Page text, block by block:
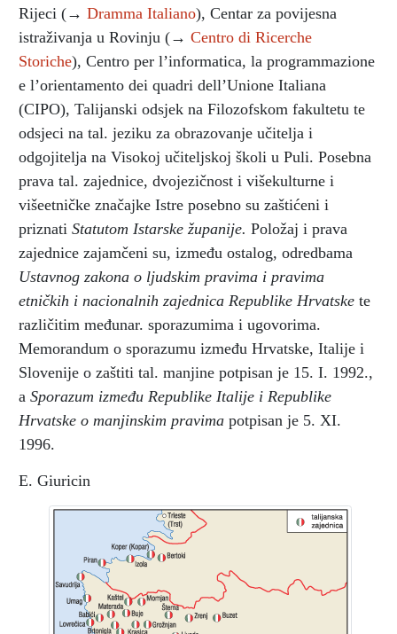
Rijeci (→ Dramma Italiano), Centar za povijesna
istraživanja u Rovinju (→ Centro di Ricerche
Storiche), Centro per l’informatica, la programmazione
e l’orientamento dei quadri dell’Unione Italiana
(CIPO), Talijanski odsjek na Filozofskom fakultetu te
odsjeci na tal. jeziku za obrazovanje učitelja i
odgojitelja na Visokoj učiteljskoj školi u Puli. Posebna
prava tal. zajednice, dvojezičnost i višekulturne i
višeetničke značajke Istre posebno su zaštićeni i
priznati Statutom Istarske županije. Položaj i prava
zajednice zajamčeni su, između ostalog, odredbama
Ustavnog zakona o ljudskim pravima i pravima
etničkih i nacionalnih zajednica Republike Hrvatske te
različitim međunar. sporazumima i ugovorima.
Memorandum o sporazumu između Hrvatske, Italije i
Slovenije o zaštiti tal. manjine potpisan je 15. I. 1992.,
a Sporazum između Republike Italije i Republike
Hrvatske o manjinskim pravima potpisan je 5. XI.
1996.
E. Giuricin